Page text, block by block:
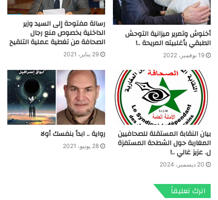
أخنوش وتمرير ميزانية التوحش
الطبقي بأغلبيته المريحة ..!
19 نوفمبر، 2022
رسالة مفتوحة إلى السيد وزير
الداخلية بخصوص منع رجال
الصحافة من تغطية عملية التلقيح
29 يناير، 2021
بيان النقابة المستقلة للصحافيين
المغاربة حول الشطحة المستفزة
ل. عزيز غالي ..!
20 ديسمبر، 2024
رواية .. ابدأ بنفسك أولا
28 يونيو، 2021
اترك تعليقاً